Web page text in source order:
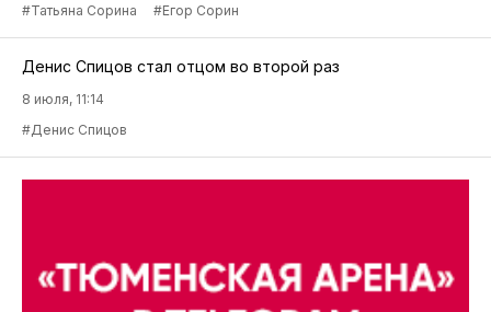
#Татьяна Сорина
#Егор Сорин
Денис Спицов стал отцом во второй раз
8 июля, 11:14
#Денис Спицов